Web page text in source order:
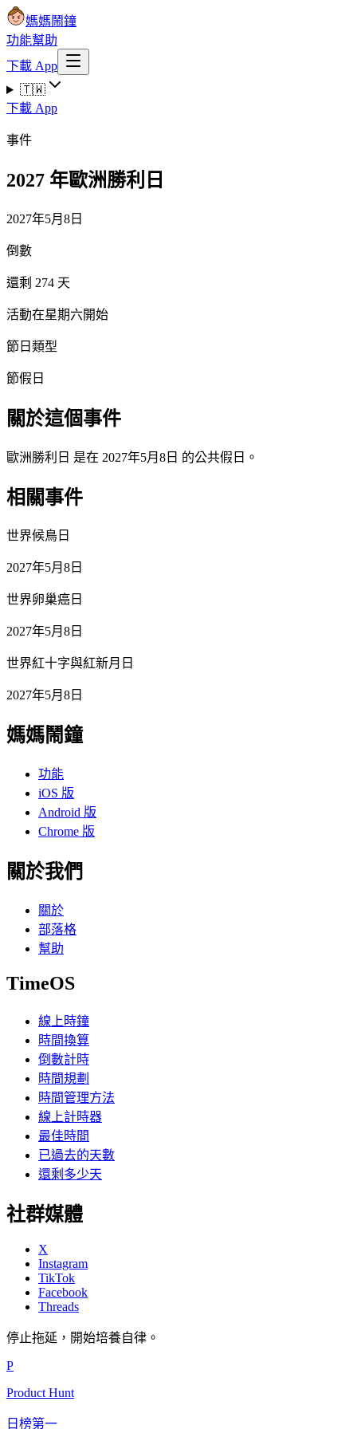
媽媽鬧鐘
功能幫助
下載 App
🇹🇼
下載 App
事件
2027 年歐洲勝利日
2027年5月8日
倒數
還剩 274 天
活動在星期六開始
節日類型
節假日
關於這個事件
歐洲勝利日 是在 2027年5月8日 的公共假日。
相關事件
世界候鳥日
2027年5月8日
世界卵巢癌日
2027年5月8日
世界紅十字與紅新月日
2027年5月8日
媽媽鬧鐘
功能
iOS 版
Android 版
Chrome 版
關於我們
關於
部落格
幫助
TimeOS
線上時鐘
時間換算
倒數計時
時間規劃
時間管理方法
線上計時器
最佳時間
已過去的天數
還剩多少天
社群媒體
X
Instagram
TikTok
Facebook
Threads
停止拖延，開始培養自律。
P
Product Hunt
日榜第一